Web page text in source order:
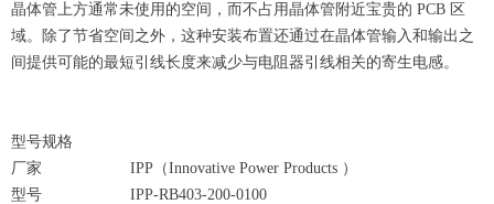
晶体管上方通常未使用的空间，而不占用晶体管附近宝贵的 PCB 区
域。除了节省空间之外，这种安装布置还通过在晶体管输入和输出之
间提供可能的最短引线长度来减少与电阻器引线相关的寄生电感。
型号规格
厂家 IPP（Innovative Power Products ）
型号 IPP-RB403-200-0100